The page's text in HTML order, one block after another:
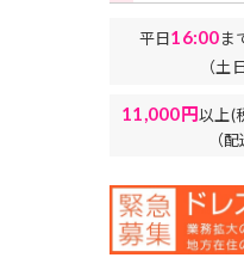
平日16:00ま
（土
11,000円以上(
（